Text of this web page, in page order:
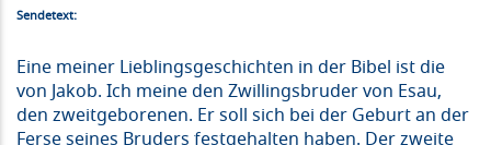
Sendetext:
Eine meiner Lieblingsgeschichten in der Bibel ist die
von Jakob. Ich meine den Zwillingsbruder von Esau,
den zweitgeborenen. Er soll sich bei der Geburt an der
Ferse seines Bruders festgehalten haben. Der zweite